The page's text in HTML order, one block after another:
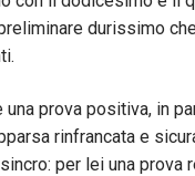
durissimo
una prova positiva, in
rinfrancata e
per lei una prova